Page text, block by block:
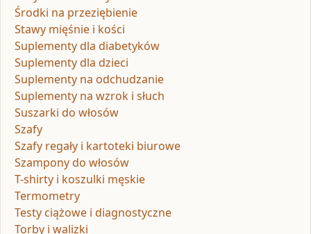
Środki na przeziębienie
Stawy mięśnie i kości
Suplementy dla diabetyków
Suplementy dla dzieci
Suplementy na odchudzanie
Suplementy na wzrok i słuch
Suszarki do włosów
Szafy
Szafy regały i kartoteki biurowe
Szampony do włosów
T-shirty i koszulki męskie
Termometry
Testy ciążowe i diagnostyczne
Torby i walizki